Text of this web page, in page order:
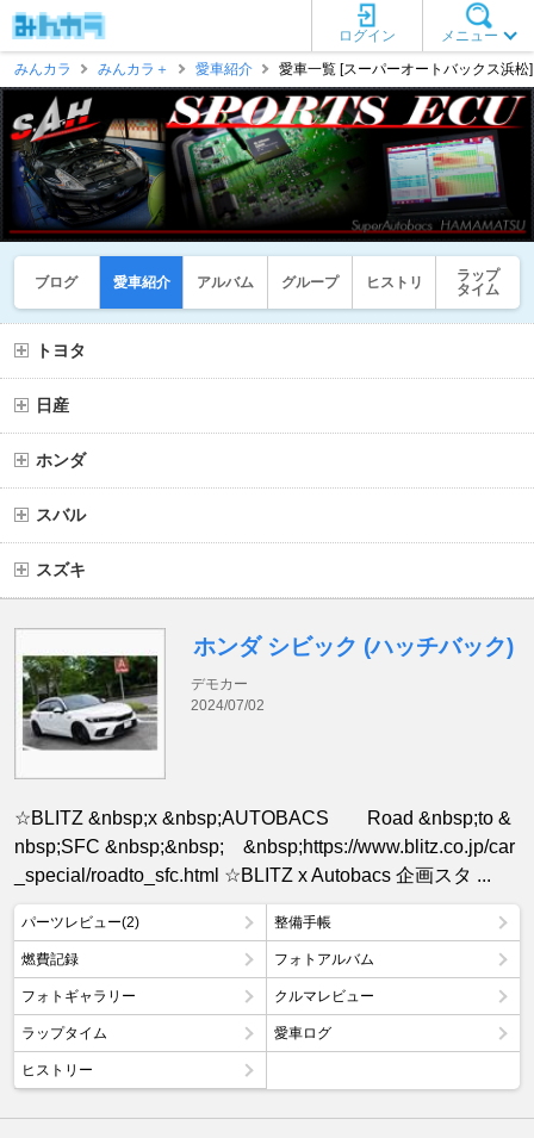
メニュー
ログイン
みんカラ
みんカラ＋ 愛車紹介 愛車一覧 [スーパーオートバックス浜松]
ブログ 愛車紹介 アルバム グループ ヒストリ
ラップ
タイム
トヨタ
日産
ホンダ
スバル
スズキ
ホンダ シビック (ハッチバック)
デモカー
2024/07/02
☆BLITZ &nbsp;x &nbsp;AUTOBACS Road &nbsp;to &
nbsp;SFC &nbsp;&nbsp; &nbsp;https://www.blitz.co.jp/car
_special/roadto_sfc.html ☆BLITZ x Autobacs 企画スタ ...
パーツレビュー(2) 整備手帳
燃費記録 フォトアルバム
フォトギャラリー クルマレビュー
ラップタイム 愛車ログ
ヒストリー